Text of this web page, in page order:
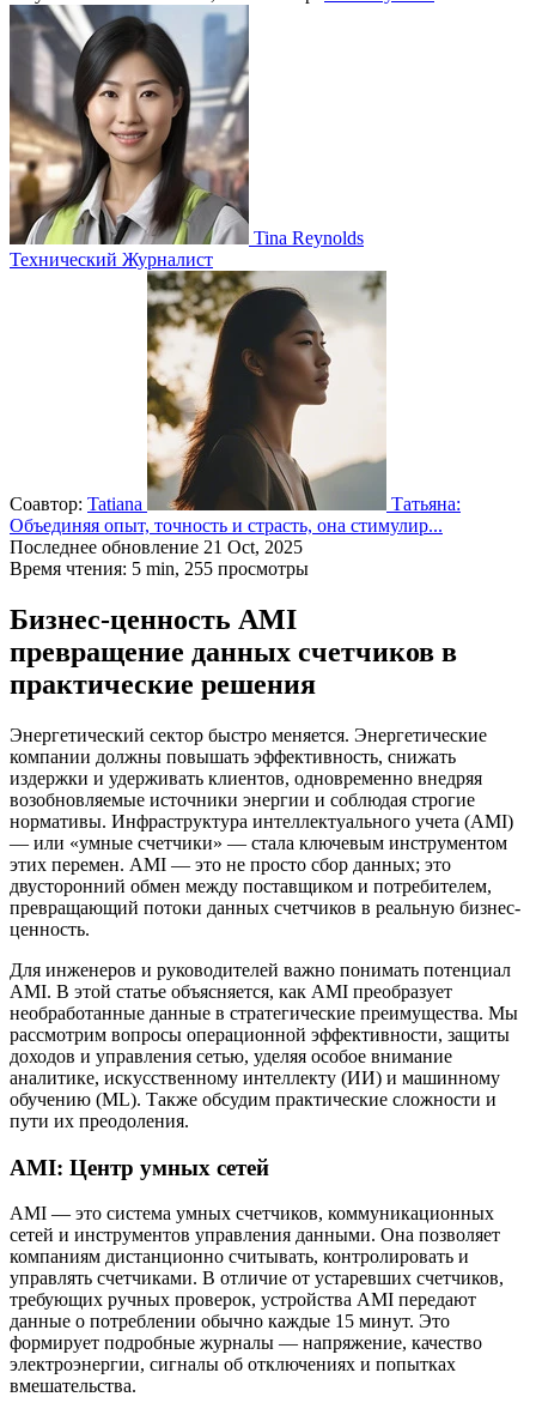
Tina Reynolds
Технический Журналист
Соавтор: Tatiana
Татьяна:
Объединяя опыт, точность и страсть, она стимулир...
Последнее обновление 21 Oct, 2025
Время чтения: 5 min, 255 просмотры
Бизнес-ценность AMI
превращение данных счетчиков в
практические решения
Энергетический сектор быстро меняется. Энергетические
компании должны повышать эффективность, снижать
издержки и удерживать клиентов, одновременно внедряя
возобновляемые источники энергии и соблюдая строгие
нормативы. Инфраструктура интеллектуального учета (AMI)
— или «умные счетчики» — стала ключевым инструментом
этих перемен. AMI — это не просто сбор данных; это
двусторонний обмен между поставщиком и потребителем,
превращающий потоки данных счетчиков в реальную бизнес-
ценность.
Для инженеров и руководителей важно понимать потенциал
AMI. В этой статье объясняется, как AMI преобразует
необработанные данные в стратегические преимущества. Мы
рассмотрим вопросы операционной эффективности, защиты
доходов и управления сетью, уделяя особое внимание
аналитике, искусственному интеллекту (ИИ) и машинному
обучению (ML). Также обсудим практические сложности и
пути их преодоления.
AMI: Центр умных сетей
AMI — это система умных счетчиков, коммуникационных
сетей и инструментов управления данными. Она позволяет
компаниям дистанционно считывать, контролировать и
управлять счетчиками. В отличие от устаревших счетчиков,
требующих ручных проверок, устройства AMI передают
данные о потреблении обычно каждые 15 минут. Это
формирует подробные журналы — напряжение, качество
электроэнергии, сигналы об отключениях и попытках
вмешательства.